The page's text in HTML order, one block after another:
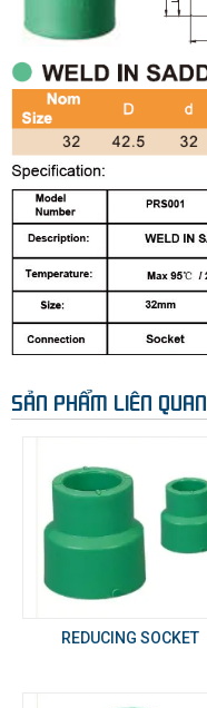
SẢN PHẨM LIÊN QUAN
REDUCING SOCKET